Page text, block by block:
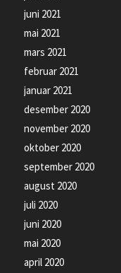
juni 2021
mai 2021
mars 2021
februar 2021
januar 2021
desember 2020
november 2020
oktober 2020
september 2020
august 2020
juli 2020
juni 2020
mai 2020
april 2020